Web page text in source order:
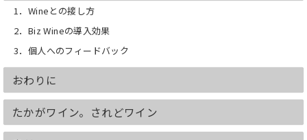
1．Wineとの接し方
2．Biz Wineの導入効果
3．個人へのフィードバック
おわりに
たかがワイン。されどワイン